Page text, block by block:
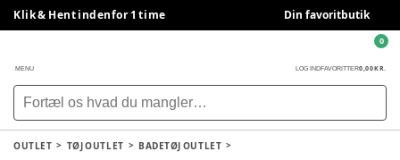
Klik & Hent indenfor 1 time Din favoritbutik
MENU LOG INDFAVORITTER0,00 KR.
0
OUTLET TØJ OUTLET
BADETØJ OUTLET